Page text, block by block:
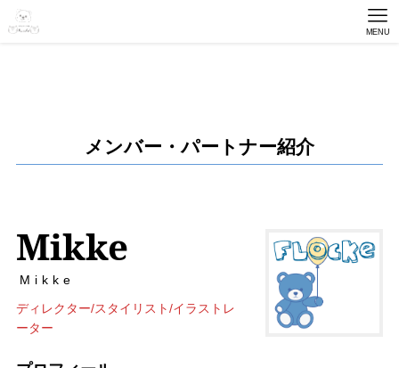
MENU
メンバー・パートナー紹介
Mikke
Mikke
ディレクター/スタイリスト/イラストレ
ーター